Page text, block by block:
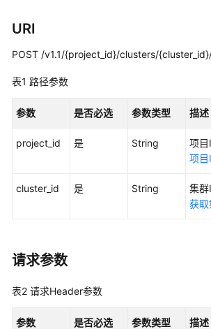
法
速
门
用
南
实
参
URI
POST /v1.1/{project_id}/clusters/
表1 路径参数
参数 是否必选 参数类型 描述
project_id 是 String
项目
项
cluster_id 是 String
集群
获取
请求参数
表2 请求Header参数
参数 是否必选 参数类型 描述